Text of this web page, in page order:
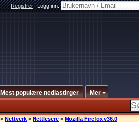
Registrer|Logg inn:
Mest populære nedlastinger Mer
> Nettverk > Nettlesere > Mozilla Firefox v36.0